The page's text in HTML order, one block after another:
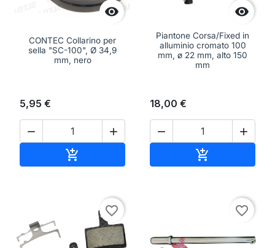

CONTEC Collarino per
sella "SC-100", Ø 34,9
mm, nero
5,95 €
 


Piantone Corsa/Fixed in
alluminio cromato 100
mm, ø 22 mm, alto 150
mm
18,00 €
 

favorite_border favorite_border